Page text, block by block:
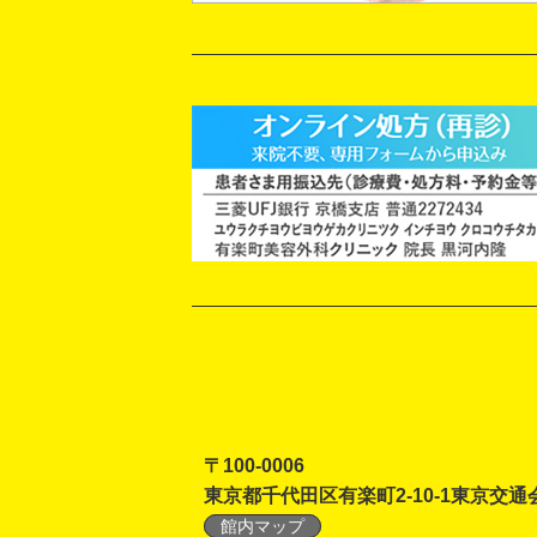
〒100-0006
東京都千代田区有楽町2-10-1東京交通
館内マップ